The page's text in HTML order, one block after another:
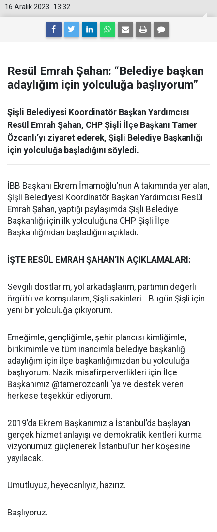
13:32
16 Aralık 2023
Resül Emrah Şahan: “Belediye başkan
adaylığım için yolculuğa başlıyorum”
Şişli Belediyesi Koordinatör Başkan Yardımcısı
Resül Emrah Şahan, CHP Şişli İlçe Başkanı Tamer
Özcanlı’yı ziyaret ederek, Şişli Belediye Başkanlığı
için yolculuğa başladığını söyledi.
İBB Başkanı Ekrem İmamoğlu’nun A takımında yer alan,
Şişli Belediyesi Koordinatör Başkan Yardımcısı Resül
Emrah Şahan, yaptığı paylaşımda Şişli Belediye
Başkanlığı için ilk yolculuğuna CHP Şişli İlçe
Başkanlığı’ndan başladığını açıkladı.
İŞTE RESÜL EMRAH ŞAHAN’IN AÇIKLAMALARI:
Sevgili dostlarım, yol arkadaşlarım, partimin değerli
örgütü ve komşularım, Şişli sakinleri… Bugün Şişli için
yeni bir yolculuğa çıkıyorum.
Emeğimle, gençliğimle, şehir plancısı kimliğimle,
birikimimle ve tüm inancımla belediye başkanlığı
adaylığım için ilçe başkanlığımızdan bu yolculuğa
başlıyorum. Nazik misafirperverlikleri için İlçe
Başkanımız @tamerozcanli ‘ya ve destek veren
herkese teşekkür ediyorum.
2019’da Ekrem Başkanımızla İstanbul’da başlayan
gerçek hizmet anlayışı ve demokratik kentleri kurma
vizyonumuz güçlenerek İstanbul’un her köşesine
yayılacak.
Umutluyuz, heyecanlıyız, hazırız.
Başlıyoruz.